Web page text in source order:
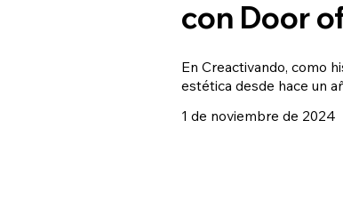
con Door
En Creactivando, como
estética desde hace un
1 de noviembre de 2024